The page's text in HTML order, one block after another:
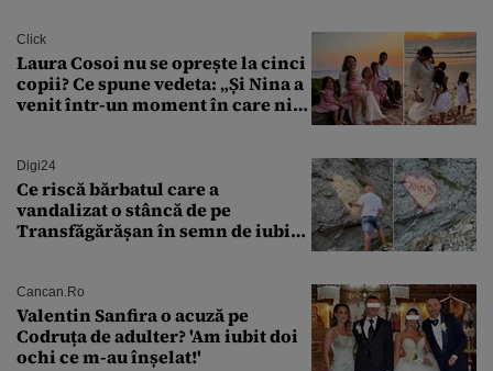
Click
Laura Cosoi nu se oprește la cinci
copii? Ce spune vedeta: „Și Nina a
venit într-un moment în care nici
Digi24
Ce riscă bărbatul care a
vandalizat o stâncă de pe
Transfăgărășan în semn de iubire
Cancan.ro
Valentin Sanfira o acuză pe
Codruța de adulter? 'Am iubit doi
ochi ce m-au înșelat!'